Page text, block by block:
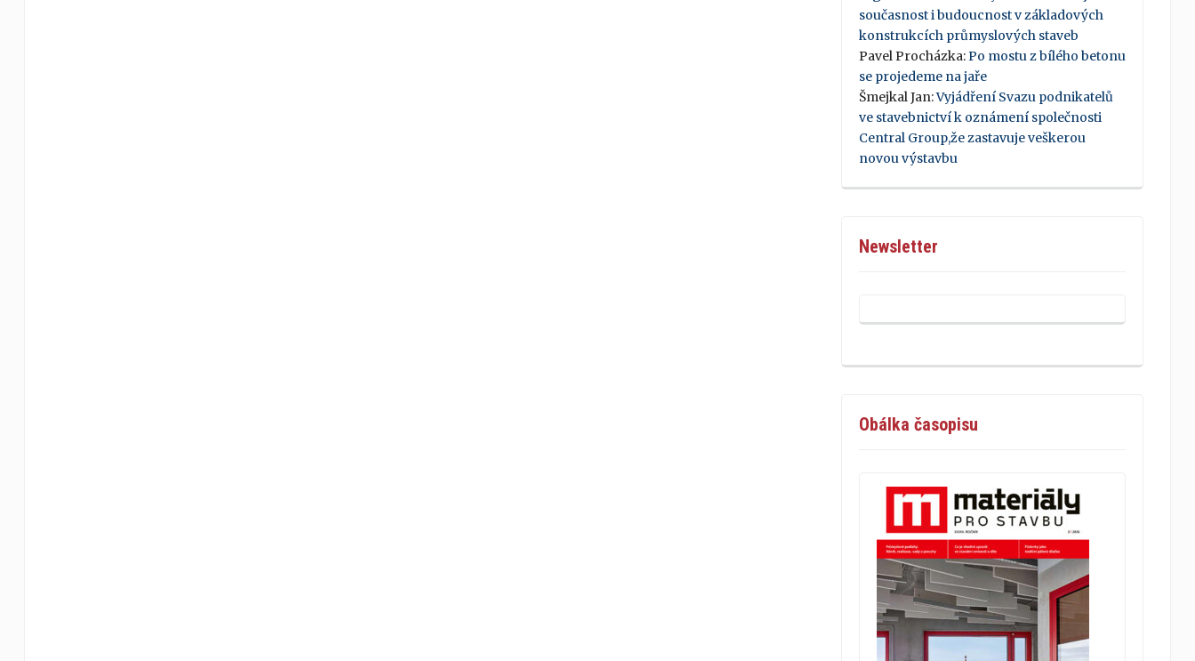
současnost i budoucnost v základových
konstrukcích průmyslových staveb
Pavel Procházka:Po mostu z bílého betonu
se projedeme na jaře
Šmejkal Jan:Vyjádření Svazu podnikatelů
ve stavebnictví k oznámení společnosti
Central Group,že zastavuje veškerou
novou výstavbu
Newsletter
Obálka časopisu